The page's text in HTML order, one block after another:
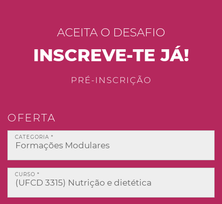
ACEITA O DESAFIO
INSCREVE-TE JÁ!
PRÉ-INSCRIÇÃO
OFERTA
CATEGORIA *
CURSO *